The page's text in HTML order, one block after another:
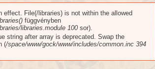
effect. File(/libraries) is not within the allowed
függvényben
libraries.module 100 sor).
string after array is deprecated. Swap the
(/space/www/gock/www/includes/common.inc 394